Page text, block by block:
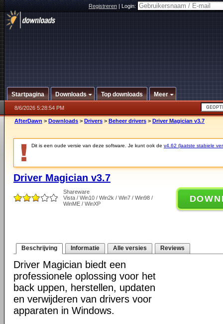
Registreren|Login:
Startpagina Downloads Top downloads Meer
8/6/2026 5:28:54 PM
AfterDawn > Downloads > Drivers > Beheer drivers > Driver Magician v3.7
Dit is een oude versie van deze software. Je kunt ook de v4.62 (laatste stabiele
Driver Magician v3.7
Shareware
Vista / Win10 / Win2k / Win7 / Win98 /
WinME / WinXP
Beschrijving Informatie Alle versies Reviews
Driver Magician biedt een
professionele oplossing voor het
back uppen, herstellen, updaten
en verwijderen van drivers voor
apparaten in Windows.